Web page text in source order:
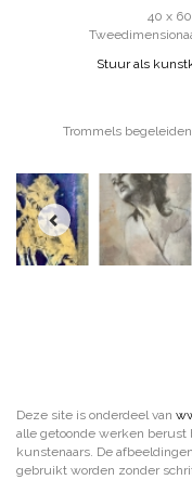
40 x
Stuur als
Trommels
Deze site is onderdeel van
alle getoonde werken berust
kunstenaars. De
gebruikt worden zonder